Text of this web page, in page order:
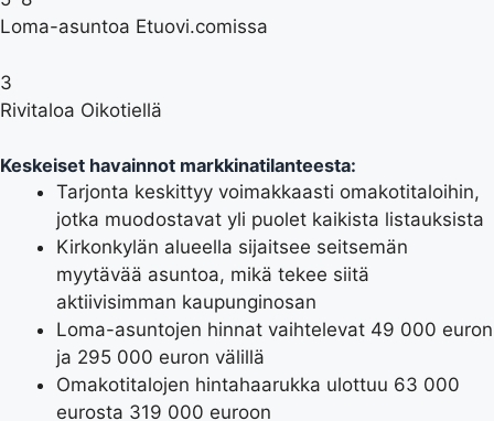
Loma-asuntoa Etuovi.comissa
3
Rivitaloa Oikotiellä
Keskeiset havainnot markkinatilanteesta:
Tarjonta keskittyy voimakkaasti omakotitaloihin,
jotka muodostavat yli puolet kaikista listauksista
Kirkonkylän alueella sijaitsee seitsemän
myytävää asuntoa, mikä tekee siitä
aktiivisimman kaupunginosan
Loma-asuntojen hinnat vaihtelevat 49 000 euron
ja 295 000 euron välillä
Omakotitalojen hintahaarukka ulottuu 63 000
eurosta 319 000 euroon